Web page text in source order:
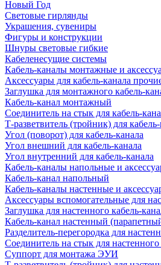
Новый Год
Световые гирлянды
Украшения, сувениры
Фигуры и конструкции
Шнуры световые гибкие
Кабеленесущие системы
Кабель-каналы монтажные и
Аксессуары для кабель-канала
Заглушка для монтажного кабель-
Кабель-канал монтажный
Соединитель на стык для кабель-
Т-разветвитель (тройник) для кабель-
Угол (поворот) для кабель-канала
Угол внешний для кабель-канала
Угол внутренний для кабель-канала
Кабель-каналы напольные и
Кабель-канал напольный
Кабель-каналы настенные и
Аксессуары вспомогательные для
Заглушка для настенного кабель-
Кабель-канал настенный
Разделитель-перегородка для
Соединитель на стык для настенного
Суппорт для монтажа ЭУИ